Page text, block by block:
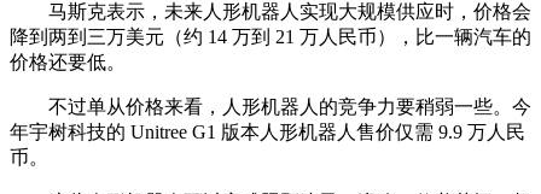
马斯克表示，未来人形机器人实现大规模供应时，价格会
降到两到三万美元（约 14 万到 21 万人民币），比一辆汽车的
价格还要低。
不过单从价格来看，人形机器人的竞争力要稍弱一些。今
年宇树科技的 Unitree G1 版本人形机器人售价仅需 9.9 万人民
币。